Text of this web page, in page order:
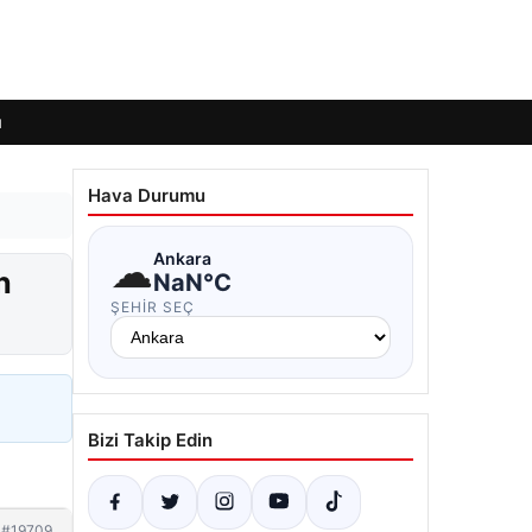
Hava Durumu
☁Ankara
NaN°C
ŞEHIR SEÇ
Bizi Takip Edin